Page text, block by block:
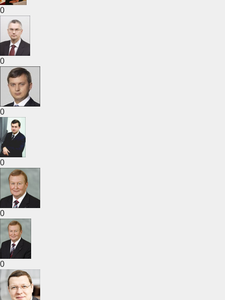
0
0
0
0
0
0